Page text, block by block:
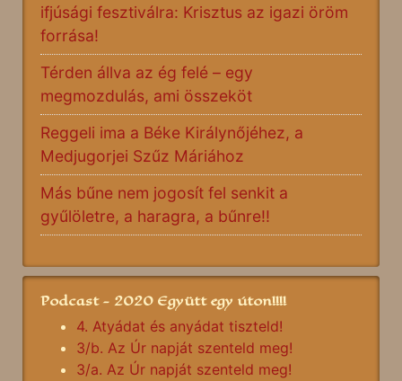
ifjúsági fesztiválra: Krisztus az igazi öröm
forrása!
Térden állva az ég felé – egy
megmozdulás, ami összeköt
Reggeli ima a Béke Királynőjéhez, a
Medjugorjei Szűz Máriához
Más bűne nem jogosít fel senkit a
gyűlöletre, a haragra, a bűnre!!
Podcast - 2020 Együtt egy úton!!!!
4. Atyádat és anyádat tiszteld!
3/b. Az Úr napját szenteld meg!
3/a. Az Úr napját szenteld meg!